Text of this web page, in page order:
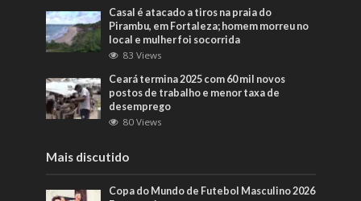
Casal é atacado a tiros na praia do
Pirambu, em Fortaleza; homem morreu no
local e mulher foi socorrida
83 Views
Ceará termina 2025 com 60 mil novos
postos de trabalho e menor taxa de
desemprego
80 Views
Mais discutido
Copa do Mundo de Futebol Masculino 2026